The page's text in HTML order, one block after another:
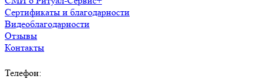
Сертификаты и благодарности
Видеоблагодарности
Отзывы
Контакты
Телефон: